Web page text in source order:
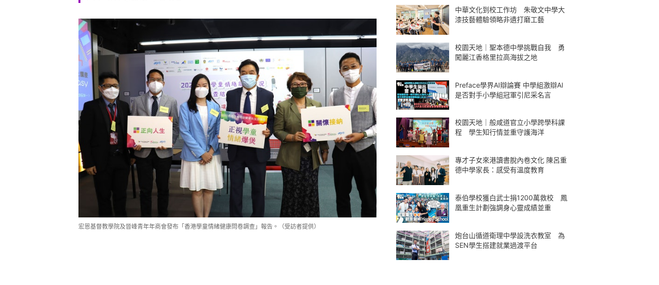
宏恩基督教學院及晉峰青年年商會發布「香港學童情緒健康問卷調查」報告。（受訪者提供）
中華文化到校工作坊 朱敬文中學大
漆技藝體驗領略非遺打磨工藝
校園天地｜聖本德中學挑戰自我 勇
闖麗江香格里拉高海拔之地
Preface學界AI辯論賽 中學組激辯AI
是否對手小學組冠軍引尼采名言
校園天地｜般咸道官立小學跨學科課
程 學生知行情並重守護海洋
專才子女來港讀書脫內卷文化 陳呂重
德中學家長：感受有溫度教育
泰伯學校獲白武士捐1200萬救校 鳳
凰重生計劃強調身心靈成績並重
炮台山循道衛理中學設洗衣教室 為
SEN學生搭建就業過渡平台